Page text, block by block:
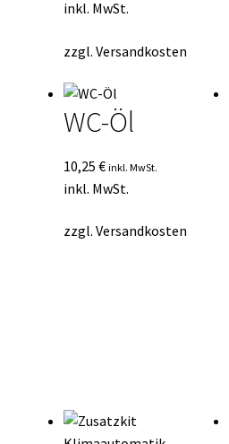
inkl. MwSt.
zzgl. Versandkosten
WC-Öl
10,25 € inkl. MwSt.
inkl. MwSt.
zzgl. Versandkosten